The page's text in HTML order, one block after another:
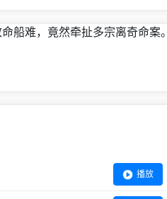
船难，竟然牵扯多宗离奇命案。
播放